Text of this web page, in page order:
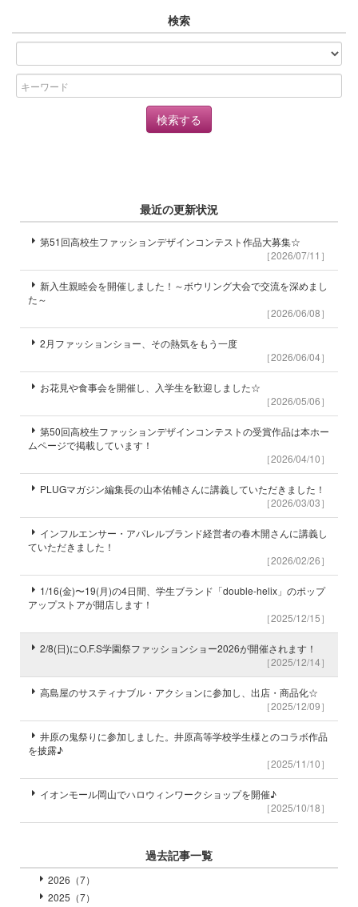
検索
最近の更新状況
第51回高校生ファッションデザインコンテスト作品大募集☆
［2026/07/11］
新入生親睦会を開催しました！～ボウリング大会で交流を深めまし
た～
［2026/06/08］
2月ファッションショー、その熱気をもう一度
［2026/06/04］
お花見や食事会を開催し、入学生を歓迎しました☆
［2026/05/06］
第50回高校生ファッションデザインコンテストの受賞作品は本ホー
ムページで掲載しています！
［2026/04/10］
PLUGマガジン編集長の山本佑輔さんに講義していただきました！
［2026/03/03］
インフルエンサー・アパレルブランド経営者の春木開さんに講義し
ていただきました！
［2026/02/26］
1/16(金)〜19(月)の4日間、学生ブランド「double-helix」のポップ
アップストアが開店します！
［2025/12/15］
2/8(日)にO.F.S学園祭ファッションショー2026が開催されます！
［2025/12/14］
高島屋のサスティナブル・アクションに参加し、出店・商品化☆
［2025/12/09］
井原の鬼祭りに参加しました。井原高等学校学生様とのコラボ作品
を披露♪
［2025/11/10］
イオンモール岡山でハロウィンワークショップを開催♪
［2025/10/18］
過去記事一覧
2026（7）
2025（7）